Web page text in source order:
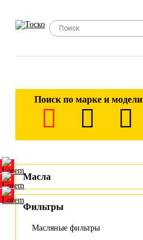
Поиск по марке и модели
Масла
Фильтры
Масляные фильтры